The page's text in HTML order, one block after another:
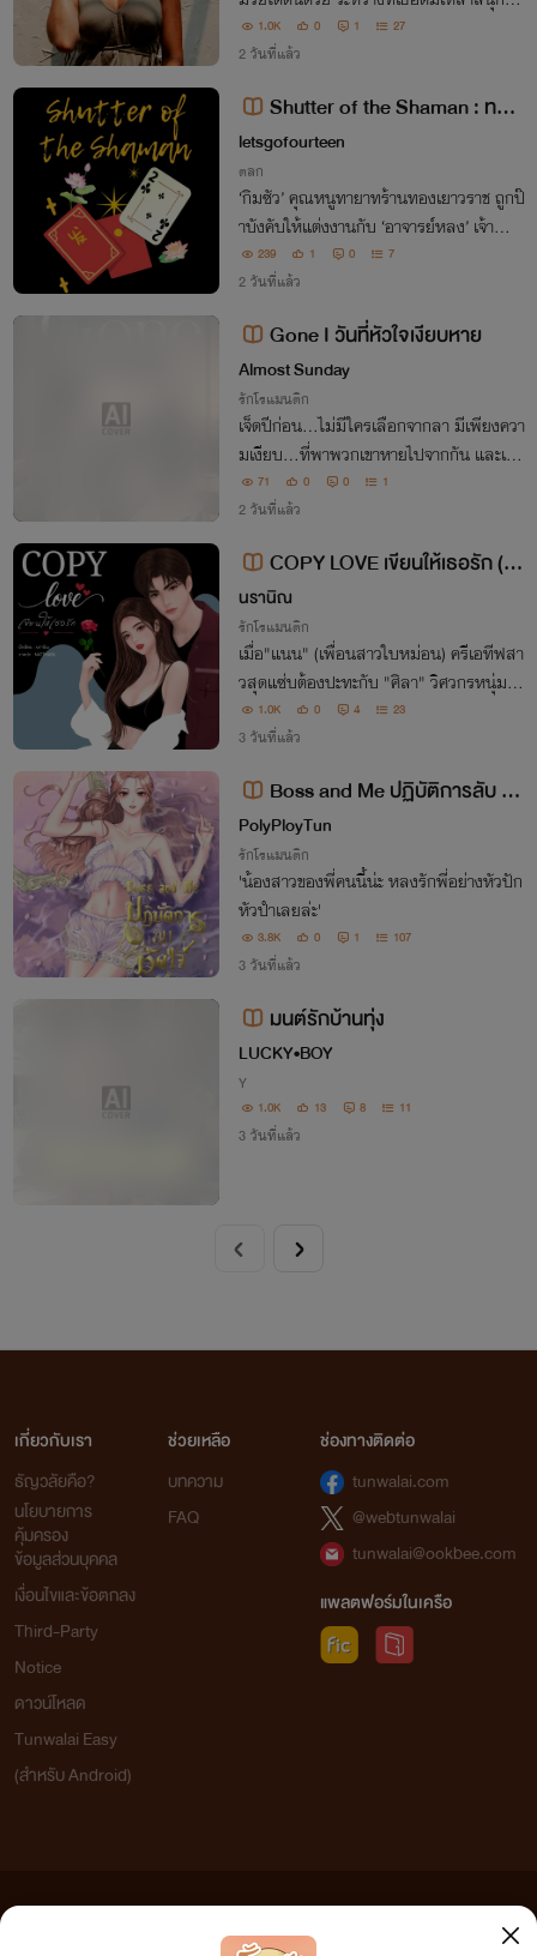
เพื่อน ก็มีรายการชกมวยขึ้น มีการพนันของ
แต่ละฝั่ง และเธอเลือกพนันฝั่งจีนส์ ทั้งๆที่เค้
1.0K 0 1 27
2 วันที่แล้ว
Shutter of the Shaman : ทรง
นี้ คุณหนูร้านทองขอจอง
letsgofourteen
ตลก
‘กิมซัว’ คุณหนูทายาทร้านทองเยาวราช ถูกป๊
าบังคับให้แต่งงานกับ ‘อาจารย์หลง’ เจ้าสำนั
กทรงจอมลวงโลกที่วันๆ เอาแต่หลอกเงินชา
วบ้าน เหอะ คุณหนูเจนซีแต่งกับหมอผีเนี่ยน
ะ เทสเสียหมด ให้เลยอะ
239 1 0 7
2 วันที่แล้ว
Gone I วันที่หัวใจเงียบหาย
Almost Sunday
รักโรแมนติก
เจ็ดปีก่อน...ไม่มีใครเลือกจากลา มีเพียงควา
มเงียบ...ที่พาพวกเขาหายไปจากกัน และเมื่
อโชคชะตาพากลับมาอีกครั้ง คนที่คิดว่าหายไ
ปจากชีวิตแล้ว...กลับเป็นคนเดียวกับที่หัวใจ
71 0 0 1
2 วันที่แล้ว
COPY LOVE เขียนให้เธอรัก (มี
E-Book)
นรานิณ
รักโรแมนติก
เมื่อ"แนน" (เพื่อนสาวใบหม่อน) ครีเอทีฟสา
วสุดแซ่บต้องปะทะกับ "ศิลา" วิศวกรหนุ่มห
น้าตายจอมดุ จากคู่กัดสู่คนคลั่งรักที่ยอมทุบ
กำแพงคอนโดเพื่อเปย์เมีย! เตรียมพบกับคว
งง
1.0K 0 4 23
3 วันที่แล้ว
Boss and Me ปฏิบัติการลับ มั
ดใจบอส [รุ่น 3 : ลำดับที่ 4]
PolyPloyTun
รักโรแมนติก
'น้องสาวของพี่คนนี้น่ะ หลงรักพี่อย่างหัวปัก
หัวปำเลยล่ะ'
3.8K 0 1 107
3 วันที่แล้ว
มนต์รักบ้านทุ่ง
LUCKY•BOY
Y
1.0K 13 8 11
3 วันที่แล้ว
เกี่ยวกับเรา
ธัญวลัยคือ?
นโยบายการ
คุ้มครอง
ข้อมูลส่วนบุคคล
เงื่อนไขและข้อตกลง
Third-Party
Notice
ดาวน์โหลด
Tunwalai Easy
(สำหรับ Android)
ช่วยเหลือ
บทความ
FAQ
ช่องทางติดต่อ
tunwalai.com
@webtunwalai
tunwalai@ookbee.com
แพลตฟอร์มในเครือ
เว็บไซต์แห่งนี้ไม่ได้เห็นด้วยและไม่ขอรับผิดชอบต่อข้อความใดๆ ทั้งสิ้น ดังนั้นผู้อ่านทุกท่านโปรดใช้